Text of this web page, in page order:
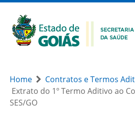
Home
Contratos e Termos
Extrato do 1º Termo Aditivo ao
SES/GO